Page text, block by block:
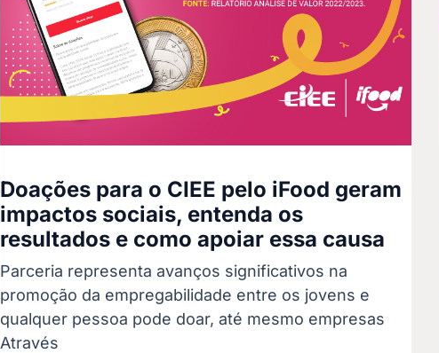
Doações para o CIEE pelo iFood geram
impactos sociais, entenda os
resultados e como apoiar essa causa
Parceria representa avanços significativos na
promoção da empregabilidade entre os jovens e
qualquer pessoa pode doar, até mesmo empresas
Através